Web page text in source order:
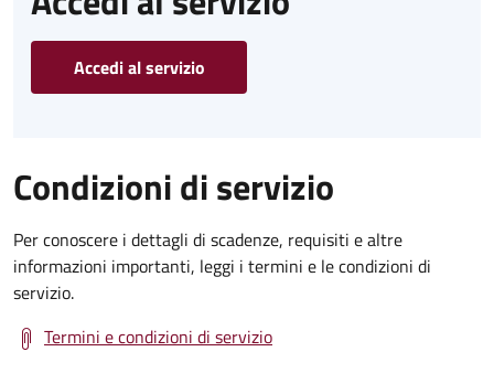
Accedi al servizio
Condizioni di servizio
Per conoscere i dettagli di scadenze, requisiti e altre
informazioni importanti, leggi i termini e le condizioni di
servizio.
Termini e condizioni di servizio